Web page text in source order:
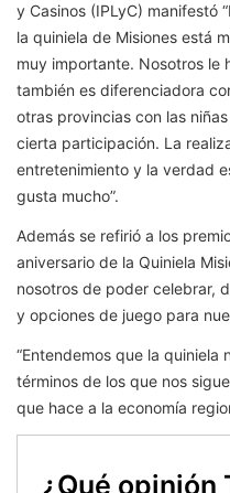
y Casinos (IPLyC) manifestó
la quiniela de Misiones está
muy importante. Nosotros le
también es diferenciadora
otras provincias con las
cierta participación. La
entretenimiento y la verdad
gusta mucho”.
Además se refirió a los
aniversario de la Quiniela
nosotros de poder celebrar,
y opciones de juego para
“Entendemos que la quiniela
términos de los que nos
que hace a la economía
¿Qué opinión